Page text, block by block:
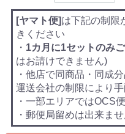
[ヤマト便]は下記の制限
きください
・ 1カ月に1セットのみ
はお請けできません)
・他店で同商品・同成
運送会社の制限により
・一部エリアではOCS
・郵便局留めは出来ま